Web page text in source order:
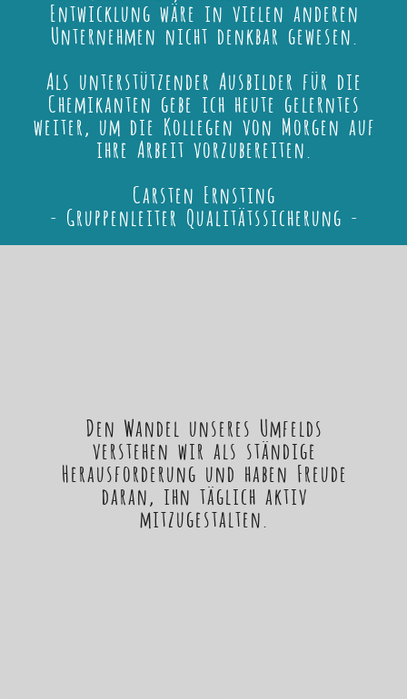
Entwicklung wäre in vielen anderen
Unternehmen nicht denkbar gewesen.
Als unterstützender Ausbilder für die
Chemikanten gebe ich heute gelerntes
weiter, um die Kollegen von Morgen auf
ihre Arbeit vorzubereiten.
Carsten Ernsting
- Gruppenleiter Qualitätssicherung -
Den Wandel unseres Umfelds
verstehen wir als ständige
Herausforderung und haben Freude
daran, ihn täglich aktiv
mitzugestalten.